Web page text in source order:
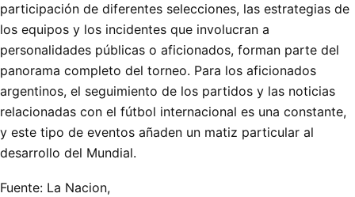
participación de diferentes selecciones, las estrategias de
los equipos y los incidentes que involucran a
personalidades públicas o aficionados, forman parte del
panorama completo del torneo. Para los aficionados
argentinos, el seguimiento de los partidos y las noticias
relacionadas con el fútbol internacional es una constante,
y este tipo de eventos añaden un matiz particular al
desarrollo del Mundial.
Fuente: La Nacion,